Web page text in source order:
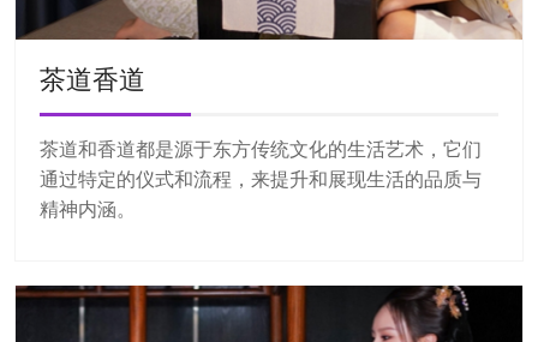
茶道香道
茶道和香道都是源于东方传统文化的生活艺术，它们
通过特定的仪式和流程，来提升和展现生活的品质与
精神内涵。